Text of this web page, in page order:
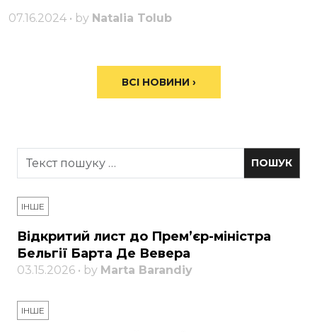
07.16.2024 • by Natalia Tolub
ВСІ НОВИНИ ›
ІНШЕ
Відкритий лист до Прем’єр-міністра
Бельгії Барта Де Вевера
03.15.2026 • by Marta Barandiy
ІНШЕ